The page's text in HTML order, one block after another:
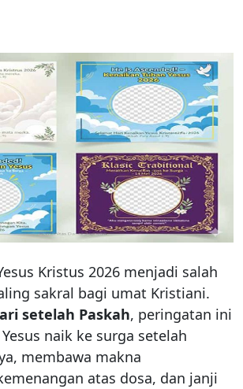
Kristus 2026 menjadi salah
sakral bagi umat Kristiani.
setelah Paskah, peringatan ini
naik ke surga setelah
membawa makna
atas dosa, dan janji